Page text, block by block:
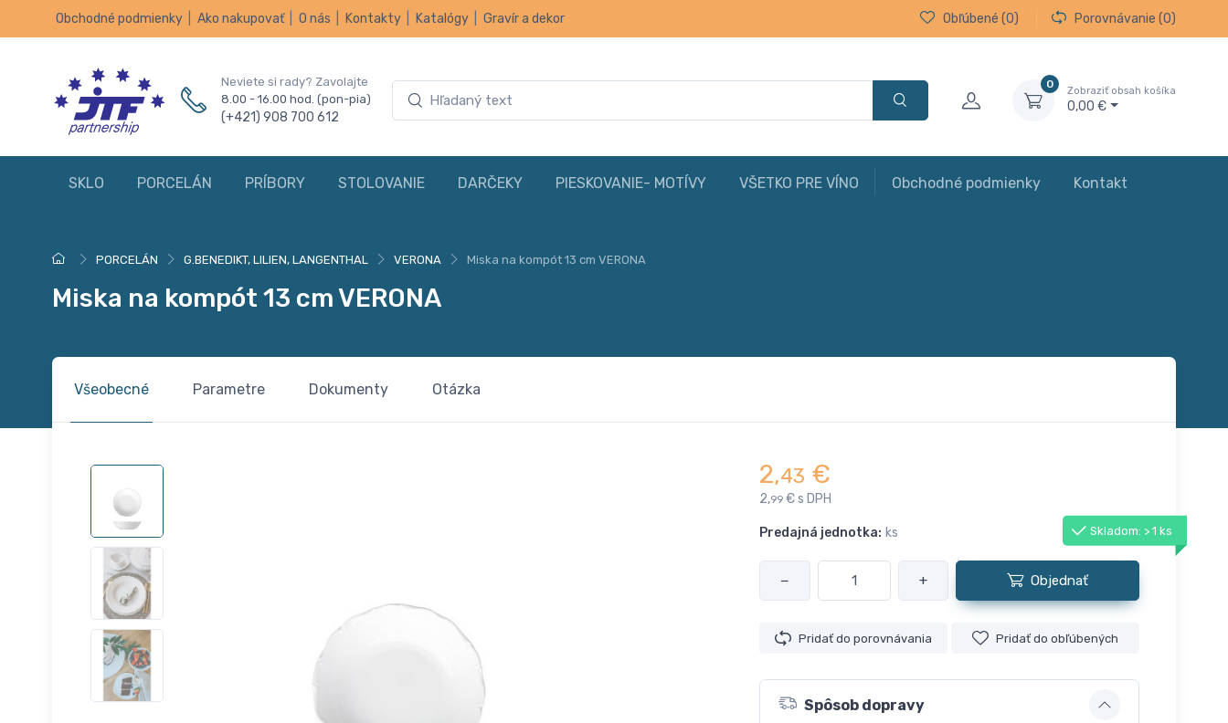
Obchodné podmienky Ako nakupovať O nás Kontakty Katalógy Gravír a dekor Obľúbené (0) Porovnávanie (0)
Neviete si rady? Zavolajte
8.00 - 16.00 hod. (pon-pia)
(+421) 908 700 612
0
Zobraziť obsah košíka
0,00 €
SKLO PORCELÁN PRÍBORY STOLOVANIE DARČEKY PIESKOVANIE- MOTÍVY VŠETKO PRE VÍNO Obchodné podmienky Kontakt
PORCELÁN G.BENEDIKT, LILIEN, LANGENTHAL VERONA Miska na kompót 13 cm VERONA
Miska na kompót 13 cm VERONA
Všeobecné Parametre Dokumenty Otázka
2,43 €
2,99 € s DPH
Predajná jednotka: ks Skladom: > 1 ks
− + Objednať
Pridať do porovnávania Pridať do obľúbených
Spôsob dopravy